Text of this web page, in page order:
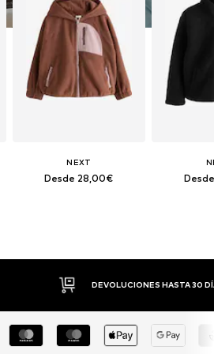
NEXT
Desde 28,00€
HASTA 30 DÍAS